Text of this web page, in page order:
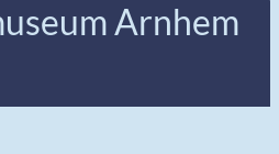
Arnhem